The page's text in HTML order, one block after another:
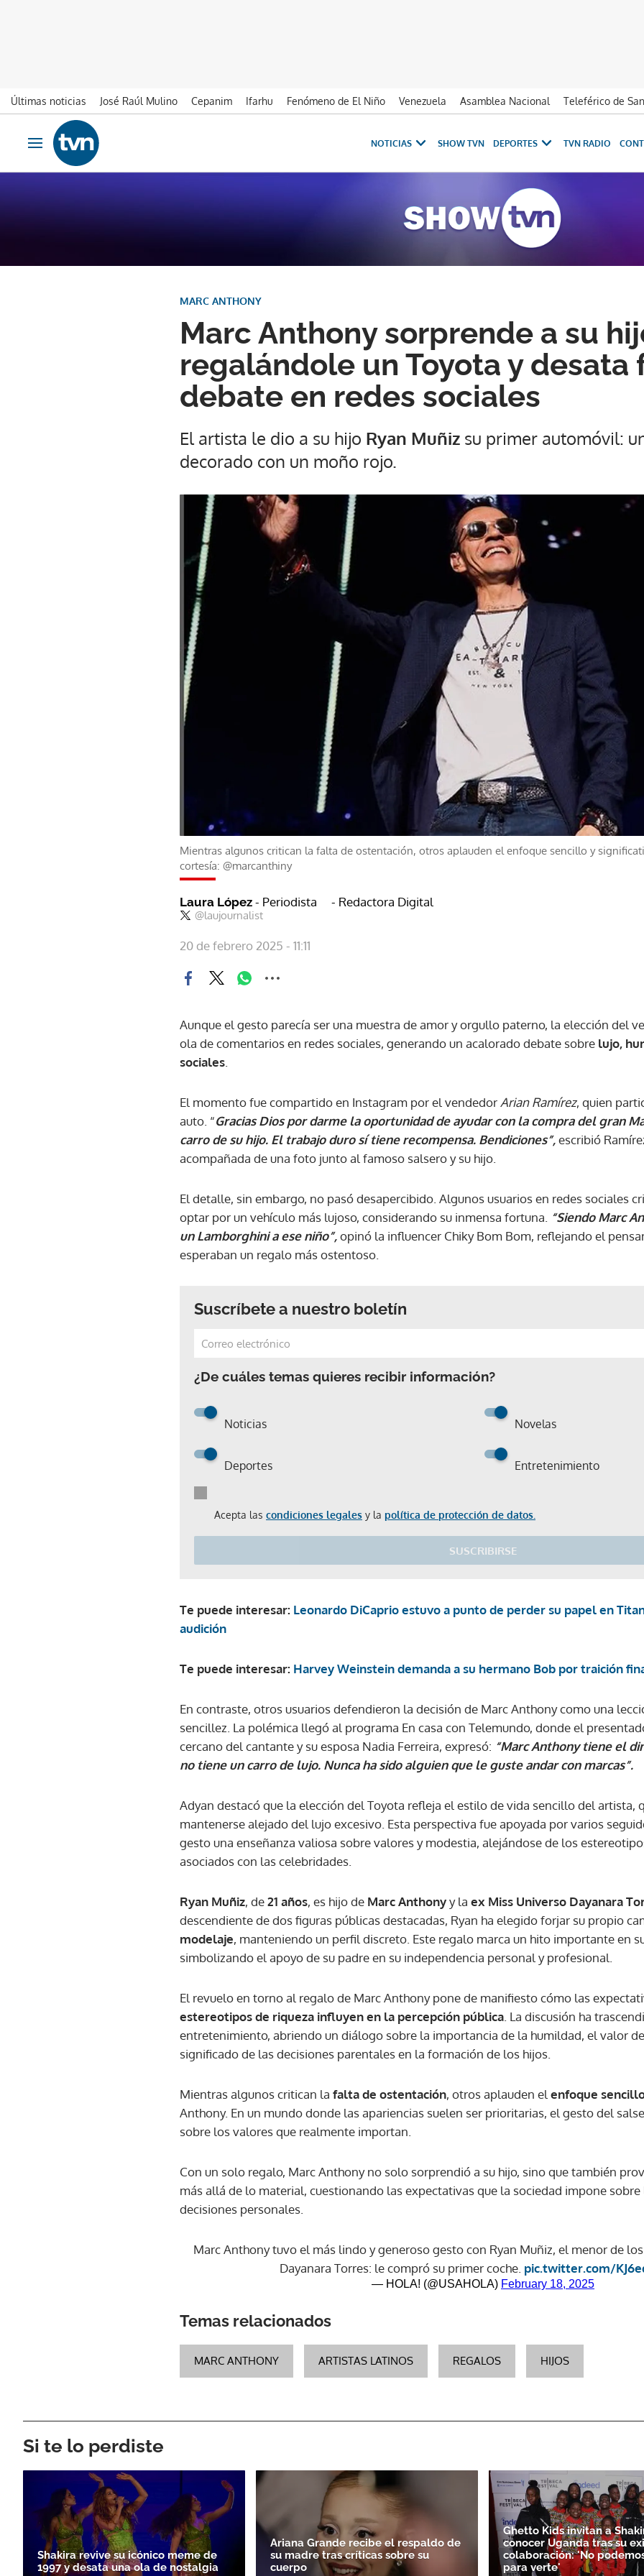
Últimas noticias José Raúl Mulino Cepanim Ifarhu Fenómeno de El Niño Venezuela Asamblea Nacional Teleférico de
Ir al contenido
Obrir navegació
NOTICIAS SHOW TVN DEPORTES TVN RADIO
Marc Anthony sorprende a su
regalándole un Toyota y desata
debate en redes sociales
MARC ANTHONY
El artista le dio a su hijo Ryan Muñiz su primer automóvil:
decorado con un moño rojo.
Mientras algunos critican la falta de ostentación, otros aplauden el enfoque sencillo y
cortesía: @marcanthiny
Laura López - Periodista
@laujournalist
- Redactora Digital
20 de febrero 2025 - 11:11
Aunque el gesto parecía ser una muestra de amor y orgullo paterno, la elección del
ola de comentarios en redes sociales, generando un acalorado debate sobre lujo,
sociales
El momento fue compartido en Instagram por el vendedor Arian Ramírez, quien
auto. “Gracias Dios por darme la oportunidad de ayudar con la compra del gran
carro de su hijo. El trabajo duro sí tiene recompensa. Bendiciones”,escribió
acompañada de una foto junto al famoso salsero y su hijo.
El detalle, sin embargo, no pasó desapercibido. Algunos usuarios en redes sociales
optar por un vehículo más lujoso, considerando su inmensa fortuna. “Siendo Marc
un Lamborghini a ese niño”,opinó la influencer Chiky Bom Bom, reflejando el
esperaban un regalo más ostentoso.
Suscríbete a nuestro boletín
¿De cuáles temas quieres recibir información?
Noticias Novelas
Deportes Entretenimiento
Acepta las condiciones legales y la política de protección de datos.
SUSCRIBIRSE
Gracias por suscribirte a nuestro boletín.
Te puede interesar: Leonardo DiCaprio estuvo a punto de perder su papel en
audición
Te puede interesar: Harvey Weinstein demanda a su hermano Bob por traición
En contraste, otros usuarios defendieron la decisión de Marc Anthony como una
sencillez. La polémica llegó al programa En casa con Telemundo, donde el
cercano del cantante y su esposa Nadia Ferreira, expresó: “Marc Anthony tiene el
no tiene un carro de lujo. Nunca ha sido alguien que le guste andar con marcas”.
Adyan destacó que la elección del Toyota refleja el estilo de vida sencillo del artista,
mantenerse alejado del lujo excesivo. Esta perspectiva fue apoyada por varios
gesto una enseñanza valiosa sobre valores y modestia, alejándose de los
asociados con las celebridades.
Ryan Muñiz, de21 años, es hijo de Marc Anthonyy la ex Miss Universo Dayanara
descendiente de dos figuras públicas destacadas, Ryan ha elegido forjar su propio
modelaje, manteniendo un perfil discreto. Este regalo marca un hito importante en
simbolizando el apoyo de su padre en su independencia personal y profesional.
El revuelo en torno al regalo de Marc Anthony pone de manifiesto cómo las
estereotipos de riqueza influyen en la percepción pública . La discusión ha
entretenimiento, abriendo un diálogo sobre la importancia de la humildad, el valor
significado de las decisiones parentales en la formación de los hijos.
Mientras algunos critican la falta de ostentación, otros aplauden el enfoque
Anthony. En un mundo donde las apariencias suelen ser prioritarias, el gesto del
sobre los valores que realmente importan.
Con un solo regalo, Marc Anthony no solo sorprendió a su hijo, sino que también
más allá de lo material, cuestionando las expectativas que la sociedad impone sobre
decisiones personales.
Marc Anthony tuvo el más lindo y generoso gesto con Ryan Muñiz, el menor de
Dayanara Torres: le compró su primer coche. pic.twitter.com/
— HOLA! (@USAHOLA) February 18, 2025
Temas relacionados
MARC ANTHONY ARTISTAS LATINOS REGALOS HIJOS
Si te lo perdiste
Shakira revive su icónico meme de
1997 y desata una ola de nostalgia
Ariana Grande recibe el respaldo de
su madre tras críticas sobre su
cuerpo
Ghetto Kids invitan a
conocer Uganda tras su
colaboración: 'No
para verte'